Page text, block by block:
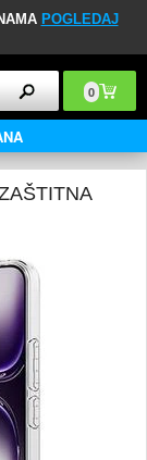
POGLEDAJ
0